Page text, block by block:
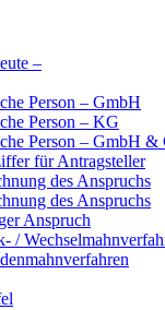
–
Person – GmbH
Person – KG
Person – GmbH
für Antragsteller
des Anspruchs
des Anspruchs
Anspruch
/